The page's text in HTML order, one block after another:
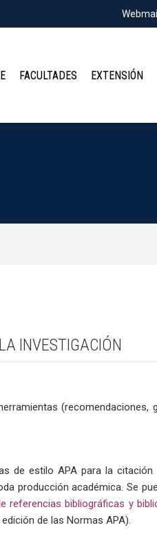
Webmail
FACULTADES EXTENSIÓN
INVESTIGACIÓN
de estilo APA para la
producción académica. Se
referencias bibliográficas y
de las Normas APA).